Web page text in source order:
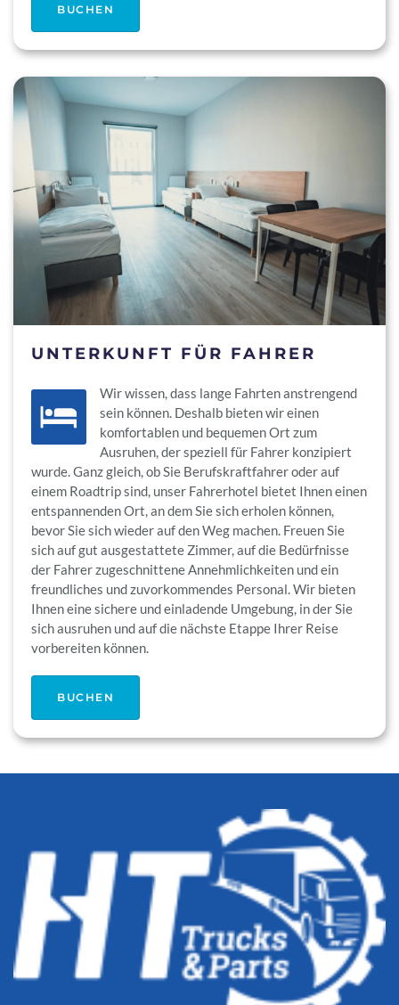
BUCHEN
UNTERKUNFT FÜR FAHRER
Wir wissen, dass lange Fahrten anstrengend
sein können. Deshalb bieten wir einen
komfortablen und bequemen Ort zum
Ausruhen, der speziell für Fahrer konzipiert
wurde. Ganz gleich, ob Sie Berufskraftfahrer oder auf
einem Roadtrip sind, unser Fahrerhotel bietet Ihnen einen
entspannenden Ort, an dem Sie sich erholen können,
bevor Sie sich wieder auf den Weg machen. Freuen Sie
sich auf gut ausgestattete Zimmer, auf die Bedürfnisse
der Fahrer zugeschnittene Annehmlichkeiten und ein
freundliches und zuvorkommendes Personal. Wir bieten
Ihnen eine sichere und einladende Umgebung, in der Sie
sich ausruhen und auf die nächste Etappe Ihrer Reise
vorbereiten können.
BUCHEN